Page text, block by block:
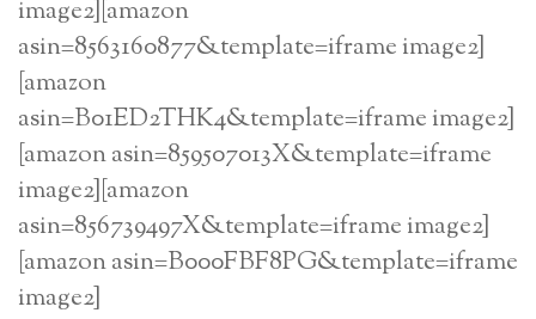
image2][amazon
asin=8563160877&template=iframe image2]
[amazon
asin=B01ED2THK4&template=iframe image2]
[amazon asin=859507013X&template=iframe
image2][amazon
asin=856739497X&template=iframe image2]
[amazon asin=B000FBF8PG&template=iframe
image2]